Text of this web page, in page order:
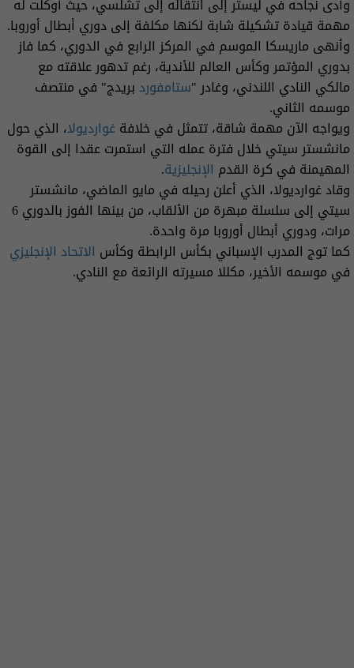
وأدى ‌نجاحه في ليستر إلى انتقاله إلى تشلسي، حيث أوكلت ⁠له
مهمة قيادة تشكيلة شابة لكنها مكلفة إلى دوري أبطال أوروبا.
وأنهى ⁠ماريسكا الموسم في المركز الرابع في الدوري، كما فاز
بدوري المؤتمر وكأس العالم للأندية، رغم تدهور علاقته ⁠مع
مالكي النادي اللندني، وغادر "ستامفوردبريدج" في منتصف
موسمه الثاني.
ويواجه الآن مهمة شاقة، تتمثل في خلافةغوارديولا، الذي حول
مانشستر سيتي خلال فترة عمله التي استمرت عقدا إلى القوة
المهيمنة في كرة القدم الإنجليزية.
وقاد غوارديولا، الذي أعلن رحيله في مايو الماضي، مانشستر
سيتي إلى سلسلة مبهرة من الألقاب، من بينها ‌الفوز بالدوري 6
مرات، ودوري أبطال أوروبا مرة واحدة.
كما توج المدرب الإسباني بكأس الرابطة وكأس الاتحاد الإنجليزي
في موسمه الأخير، مكللا مسيرته الرائعة مع النادي.